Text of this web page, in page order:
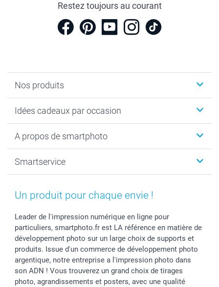
Restez toujours au courant
Nos produits
Calendrier photo & Agenda photo
Tirage photo & agrandissement
Faire-part & Cartes
Coques smartphone
Cadres photo & accessoires déco
Dénicheur d'idées cadeau
Idées cadeaux par occasion
Anniversaire
Naissance & baptême
Fête des Mères
Communion
Baptême
Toussaint
Rentrée des classes
Saint-Valentin
Vacances
A propos de smartphoto
Plan du site
Droit de rétraction
Vie privée
Gestion des cookies
Tarifs
Partenariats & Influence
Investisseurs
Smartservice
Aide
smartfriends
Livraison
Modes de paiement
Grandes quantités
Statut de ma commande
Un produit pour chaque envie !
Leader de l'impression numérique en ligne pour
particuliers, smartphoto.fr est LA référence en matière de
développement photo sur un large choix de supports et
produits. Issue d'un commerce de développement photo
argentique, notre entreprise a l'impression photo dans
son ADN ! Vous trouverez un grand choix de tirages
photo, agrandissements et posters, avec une qualité